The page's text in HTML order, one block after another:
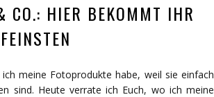
CO.: HIER BEKOMMT IHR
meine Fotoprodukte habe, weil sie einfach
sind. Heute verrate ich Euch, wo ich meine